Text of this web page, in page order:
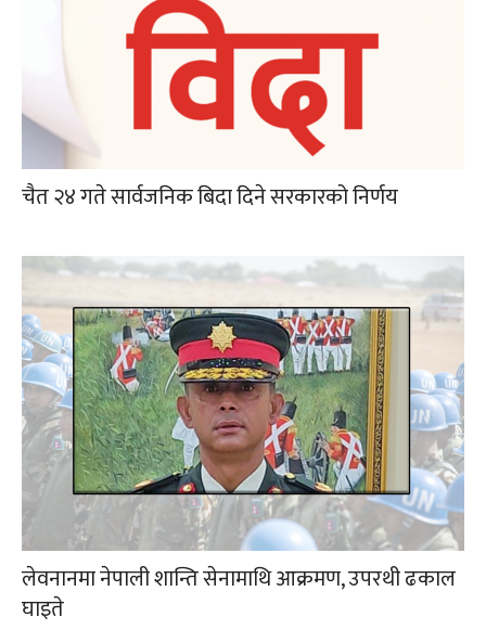
चैत २४ गते सार्वजनिक बिदा दिने सरकारको निर्णय
लेवनानमा नेपाली शान्ति सेनामाथि आक्रमण, उपरथी ढकाल
घाइते